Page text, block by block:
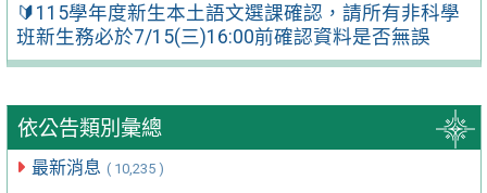
🔰115學年度新生本土語文選課確認，請所有非科學
班新生務必於7/15(三)16:00前確認資料是否無誤
依公告類別彙總
最新消息 ( 10,235 )